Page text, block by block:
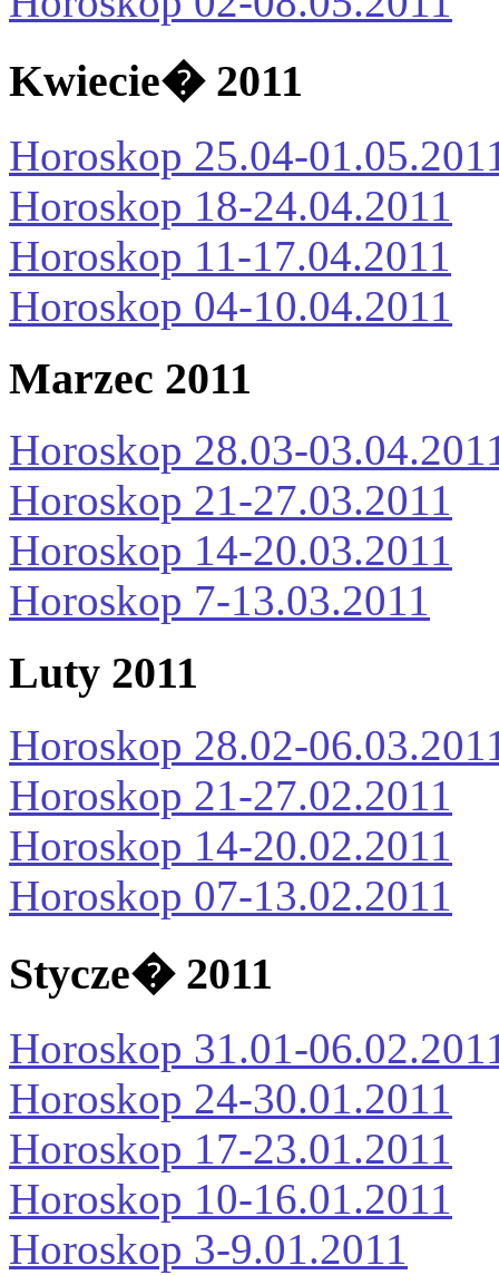
Kwiecie� 2011
Horoskop 25.04-
Horoskop 18-24.04.2011
Horoskop 11-17.04.2011
Horoskop 04-10.04.2011
Marzec 2011
Horoskop 28.03-
Horoskop 21-27.03.2011
Horoskop 14-20.03.2011
Horoskop 7-13.03.2011
Luty 2011
Horoskop 28.02-
Horoskop 21-27.02.2011
Horoskop 14-20.02.2011
Horoskop 07-13.02.2011
Stycze� 2011
Horoskop 31.01-
Horoskop 24-30.01.2011
Horoskop 17-23.01.2011
Horoskop 10-16.01.2011
Horoskop 3-9.01.2011